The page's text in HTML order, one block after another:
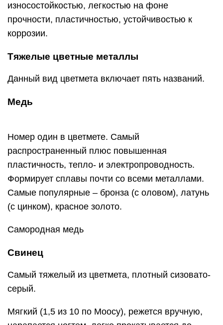
износостойкостью, легкостью на фоне
прочности, пластичностью, устойчивостью к
коррозии.
Тяжелые цветные металлы
Данный вид цветмета включает пять названий.
Медь
Номер один в цветмете. Самый
распространенный плюс повышенная
пластичность, тепло- и электропроводность.
Формирует сплавы почти со всеми металлами.
Самые популярные – бронза (с оловом), латунь
(с цинком), красное золото.
Самородная медь
Свинец
Самый тяжелый из цветмета, плотный сизовато-
серый.
Мягкий (1,5 из 10 по Моосу), режется вручную,